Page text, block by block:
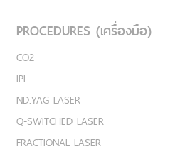
PROCEDURES (เครื่องมือ)
CO2
IPL
ND:YAG LASER
Q-SWITCHED LASER
FRACTIONAL LASER